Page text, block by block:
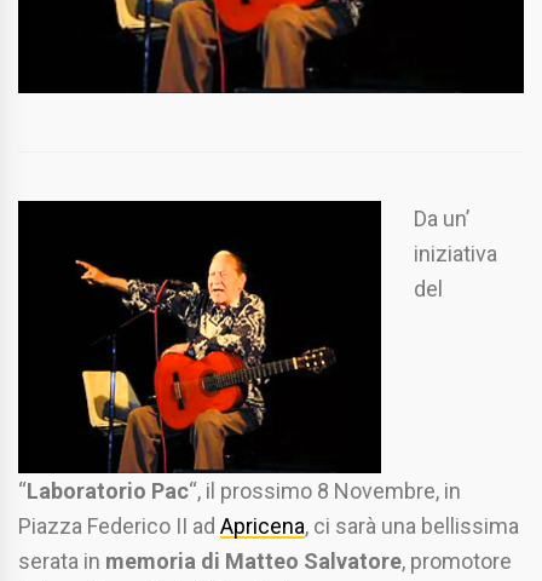
Da un’
iniziativa
del
“Laboratorio Pac“, il prossimo 8 Novembre, in
Piazza Federico II ad Apricena, ci sarà una bellissima
serata in memoria di Matteo Salvatore, promotore